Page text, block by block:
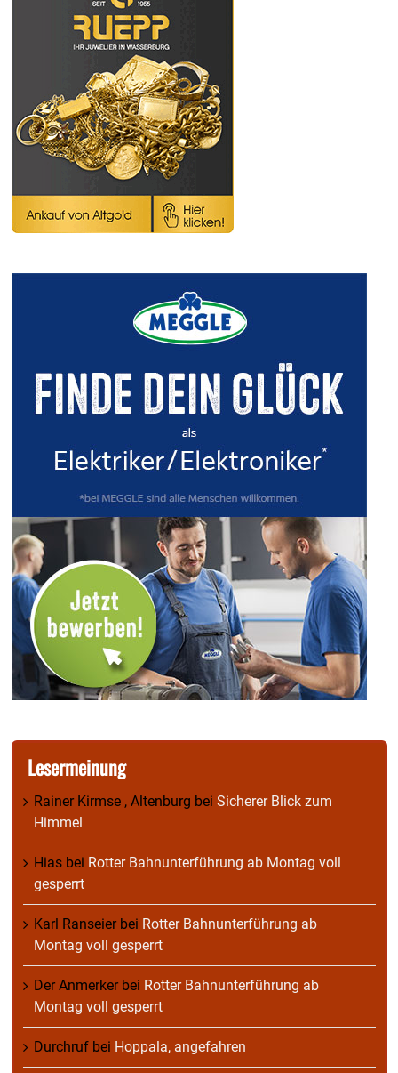
Lesermeinung
Rainer Kirmse , Altenburg bei Sicherer Blick zum
Himmel
Hias bei Rotter Bahnunterführung ab Montag voll
gesperrt
Karl Ranseierbei Rotter Bahnunterführung ab
Montag voll gesperrt
Der Anmerkerbei Rotter Bahnunterführung ab
Montag voll gesperrt
Durchruf bei Hoppala, angefahren